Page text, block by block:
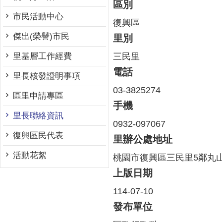
市民活動中心
傑出(榮譽)市民
里基層工作經費
里長核發證明事項
區里申請專區
里長聯絡資訊
復興區民代表
活動花絮
區別
復興區
里別
三民里
電話
03-3825274
手機
0932-097067
里辦公處地址
桃園市復興區三民里5鄰丸
上版日期
114-07-10
發布單位